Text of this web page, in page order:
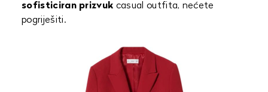
sofisticiran prizvuk casual outfita, nećete
pogriješiti.